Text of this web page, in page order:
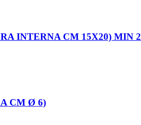
INTERNA CM 15X20) MIN 2
CM Ø 6)